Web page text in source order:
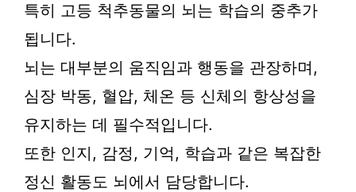
특히 고등 척추동물의 뇌는 학습의 중추가
됩니다.
뇌는 대부분의 움직임과 행동을 관장하며,
심장 박동, 혈압, 체온 등 신체의 항상성을
유지하는 데 필수적입니다.
또한 인지, 감정, 기억, 학습과 같은 복잡한
정신 활동도 뇌에서 담당합니다.